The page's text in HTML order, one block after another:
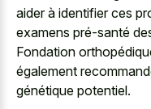
aider à identifier ces
examens pré-santé
Fondation
également
génétique potentiel.